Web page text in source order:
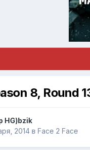
8, Round
HG)bzik
2014 в Face 2 Face